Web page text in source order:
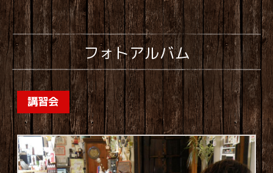
フォトアルバム
講習会